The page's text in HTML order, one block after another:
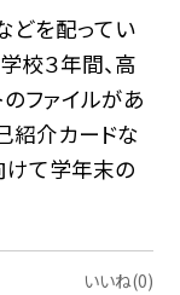
どを配ってい
校３年間、高
ファイルがあ
紹介カードな
けて学年末の
いいね(0)